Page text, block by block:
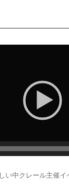
い中クレール主催イ